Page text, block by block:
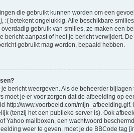
die gebruikt kunnen worden om een
:( betekent ongelukkig. Alle beschikbare
gebruik van smilies, ze maken een
bericht aanpast of heel je bericht verwijdert.
gebruikt mag worden, bepaald hebben.
bericht weergeven. Als de beheerder
moet je er voor zorgen dat de afbeelding op
http://www.voorbeeld.com/
(tenzij het een publieke server is). Ook
Yahoo mailboxen, een wachtwoord
weer te geven, moet je de BBCode tag